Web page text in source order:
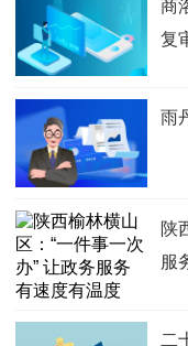
商
复
雨
陕
服
二